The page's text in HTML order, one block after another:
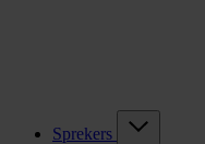
Sprekers